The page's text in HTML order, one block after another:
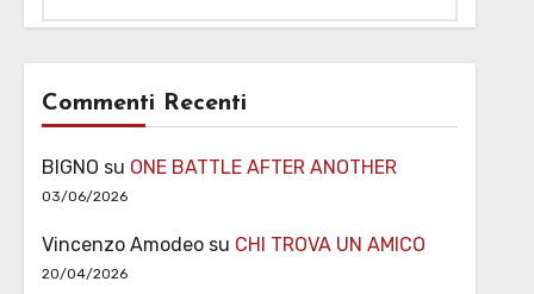
Commenti Recenti
BIGNO su ONE BATTLE AFTER ANOTHER
03/06/2026
Vincenzo Amodeosu CHI TROVA UN AMICO
20/04/2026